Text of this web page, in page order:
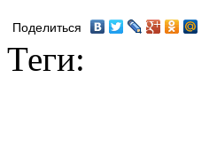
Поделиться
Теги: